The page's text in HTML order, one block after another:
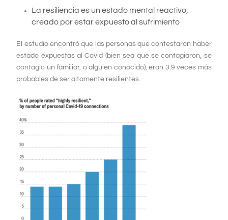
La resiliencia es un estado mental reactivo,
creado por estar expuesto al sufrimiento
El estudio encontró que las personas que contestaron haber
estado expuestas al Covid (bien sea que se contagiaron, se
contagió un familiar, o alguien conocido), eran 3.9 veces más
probables de ser altamente resilientes.